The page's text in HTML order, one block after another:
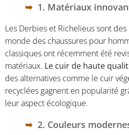
1. Matériaux
Les Derbies et Richelieus sont
monde des chaussures pour
classiques ont récemment été
matériaux. Le cuir de haute
des alternatives comme le cuir
recyclées gagnent en popularité
leur aspect écologique.
2. Couleurs